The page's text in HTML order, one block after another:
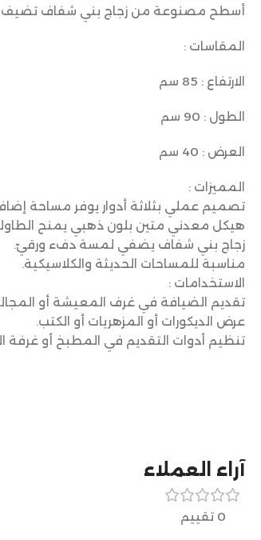
أسطح مصنوعة من زجاج بني شفاف تضيف
المقاسات :
الارتفاع : 85 سم
الطول : 90 سم
العرض : 40 سم
المميزات :
تصميم عملي بثلاثة أدوار يوفر مساحة
هيكل معدني متين بلون ذهبي يمنح الطاولة
زجاج بني شفاف يضفي لمسة دفء ورقيّ.
مناسبة للمساحات الحديثة والكلاسيكية.
الاستخدامات :
تقديم الضيافة في غرف المعيشة أو
عرض الديكورات أو المزهريات أو الكتب.
تنظيم أدوات التقديم في المطبخ أو غرفة
آراء العملاء
0 تقييم